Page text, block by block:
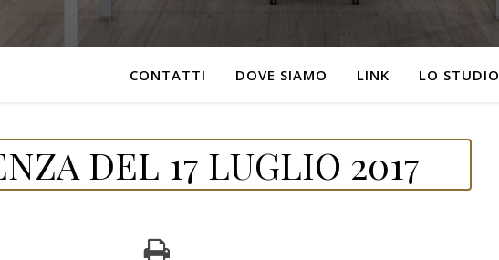
CONTATTI DOVE SIAMO LINK LO STUDIO
DEL 17 LUGLIO 2017